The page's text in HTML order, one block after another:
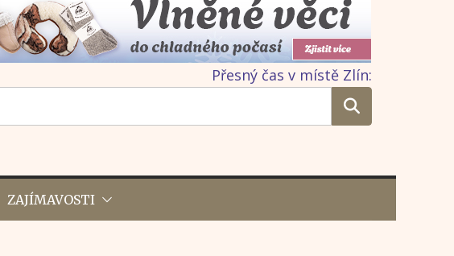
Přesný čas v místě Zlín:
ZAJÍMAVOSTI